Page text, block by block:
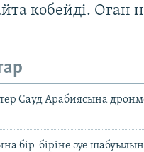
көбейді. Оған
Сауд Арабиясына
бір-біріне әуе